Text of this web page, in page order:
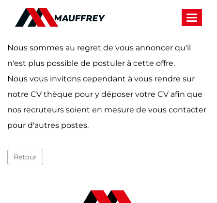
Nous sommes au regret de vous annoncer qu'il
n'est plus possible de postuler à cette offre.
Nous vous invitons cependant à vous rendre sur
notre CV thèque pour y déposer votre CV afin que
nos recruteurs soient en mesure de vous contacter
pour d'autres postes.
Retour